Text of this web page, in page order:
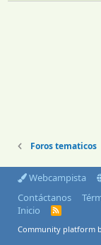
Foros tematicos
Webcampista
Contáctanos
Inicio
R
S
Community platform